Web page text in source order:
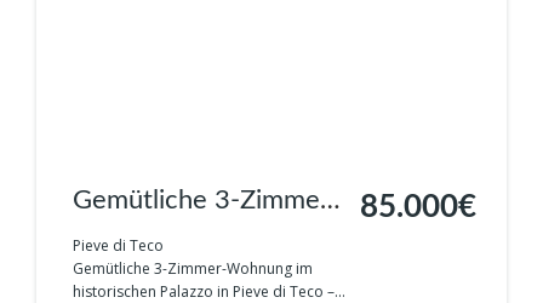
Gemütliche 3-Zimmer-
Wohnung im Zentrum
in Pieve di Teco Ref.
Pieve di Teco
Gemütliche 3-Zimmer-Wohnung im
historischen Palazzo in Pieve di Teco –...
85.000€